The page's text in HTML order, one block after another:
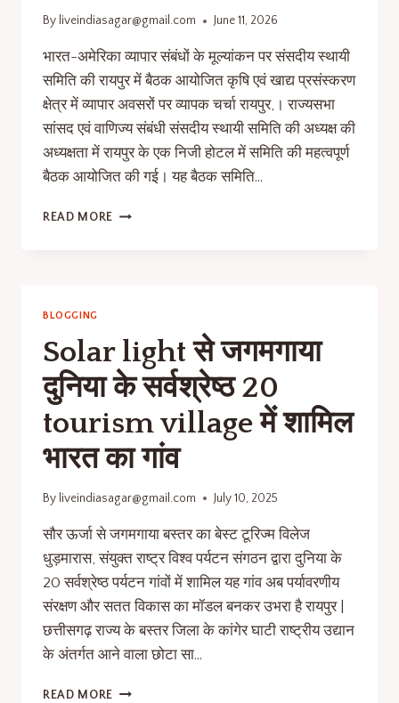
By liveindiasagar@gmail.com June 11, 2026
भारत-अमेरिका व्यापार संबंधों के मूल्यांकन पर संसदीय स्थायी
समिति की रायपुर में बैठक आयोजित कृषि एवं खाद्य प्रसंस्करण
क्षेत्र में व्यापार अवसरों पर व्यापक चर्चा रायपुर,। राज्यसभा
सांसद एवं वाणिज्य संबंधी संसदीय स्थायी समिति की अध्यक्ष की
अध्यक्षता में रायपुर के एक निजी होटल में समिति की महत्वपूर्ण
बैठक आयोजित की गई। यह बैठक समिति…
READ MORE
BLOGGING
Solar light से जगमगाया
दुनिया के सर्वश्रेष्ठ 20
tourism village में शामिल
भारत का गांव
By liveindiasagar@gmail.com July 10, 2025
सौर ऊर्जा से जगमगाया बस्तर का बेस्ट टूरिज्म विलेज
धुड़मारास, संयुक्त राष्ट्र विश्व पर्यटन संगठन द्वारा दुनिया के
20 सर्वश्रेष्ठ पर्यटन गांवों में शामिल यह गांव अब पर्यावरणीय
संरक्षण और सतत विकास का मॉडल बनकर उभरा है रायपुर |
छत्तीसगढ़ राज्य के बस्तर जिला के कांगेर घाटी राष्ट्रीय उद्यान
के अंतर्गत आने वाला छोटा सा…
READ MORE